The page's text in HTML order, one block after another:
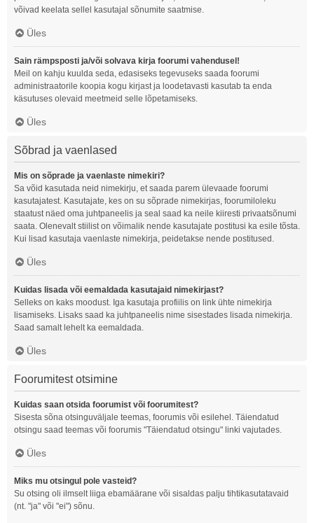
võivad keelata sellel kasutajal sõnumite saatmise.
Üles
Sain rämpsposti ja/või solvava kirja foorumi vahendusel!
Meil on kahju kuulda seda, edasiseks tegevuseks saada foorumi
administraatorile koopia kogu kirjast ja loodetavasti kasutab ta enda
käsutuses olevaid meetmeid selle lõpetamiseks.
Üles
Sõbrad ja vaenlased
Mis on sõprade ja vaenlaste nimekiri?
Sa võid kasutada neid nimekirju, et saada parem ülevaade foorumi
kasutajatest. Kasutajate, kes on su sõprade nimekirjas, foorumiloleku
staatust näed oma juhtpaneelis ja seal saad ka neile kiiresti privaatsõnumi
saata. Olenevalt stiilist on võimalik nende kasutajate postitusi ka esile tõsta.
Kui lisad kasutaja vaenlaste nimekirja, peidetakse nende postitused.
Üles
Kuidas lisada või eemaldada kasutajaid nimekirjast?
Selleks on kaks moodust. Iga kasutaja profiilis on link ühte nimekirja
lisamiseks. Lisaks saad ka juhtpaneelis nime sisestades lisada nimekirja.
Saad samalt lehelt ka eemaldada.
Üles
Foorumitest otsimine
Kuidas saan otsida foorumist või foorumitest?
Sisesta sõna otsinguväljale teemas, foorumis või esilehel. Täiendatud
otsingu saad teemas või foorumis "Täiendatud otsingu" linki vajutades.
Üles
Miks mu otsingul pole vasteid?
Su otsing oli ilmselt liiga ebamäärane või sisaldas palju tihtikasutatavaid
(nt. "ja" või "ei") sõnu.